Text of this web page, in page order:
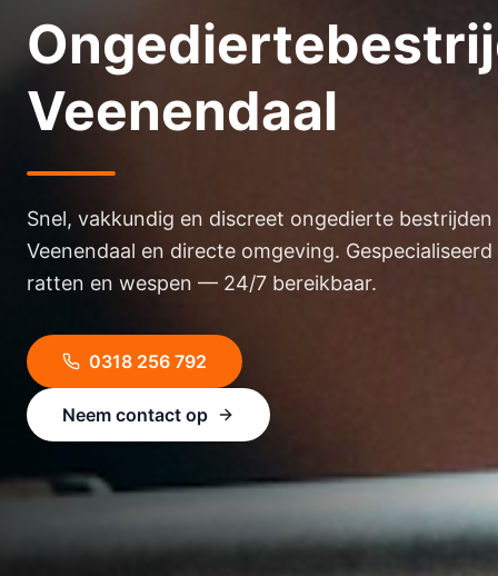
Veenendaal
Snel, vakkundig en discreet ongedierte bestrijden
Veenendaal en directe omgeving.
ratten en wespen — 24/7 bereikbaar.
0318 256 792
Neem contact op